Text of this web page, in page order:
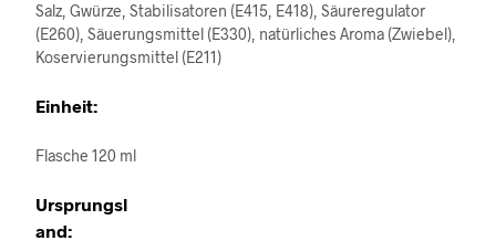
Salz, Gwürze, Stabilisatoren (E415, E418), Säureregulator
(E260), Säuerungsmittel (E330), natürliches Aroma (Zwiebel),
Koservierungsmittel (E211)
Einheit:
Flasche 120 ml
Ursprungsl
and: